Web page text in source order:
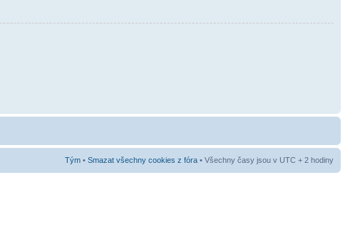
Tým • Smazat všechny cookies z fóra • Všechny časy jsou v UTC + 2 hodiny